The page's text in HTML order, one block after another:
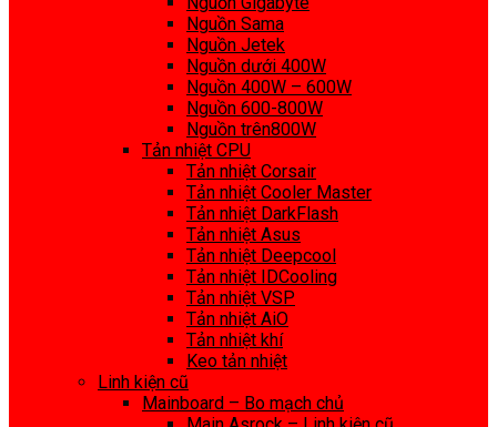
Nguồn Sama
Nguồn Jetek
Nguồn dưới 400W
Nguồn 400W – 600W
Nguồn 600-800W
Nguồn trên800W
Tản nhiệt CPU
Tản nhiệt Corsair
Tản nhiệt Cooler Master
Tản nhiệt DarkFlash
Tản nhiệt Asus
Tản nhiệt Deepcool
Tản nhiệt IDCooling
Tản nhiệt VSP
Tản nhiệt AiO
Tản nhiệt khí
Keo tản nhiệt
Linh kiện cũ
Mainboard – Bo mạch chủ